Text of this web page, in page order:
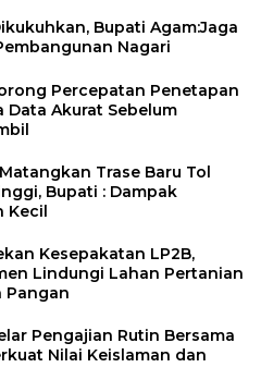
Bupati Agam:Jaga
Nagari
Percepatan Penetapan
Data Akurat Sebelum
Trase Baru Tol
Bupati : Dampak
Kecil
Kesepakatan LP2B,
Lindungi Lahan Pertanian
Pangan
Pengajian Rutin Bersama
Nilai Keislaman dan